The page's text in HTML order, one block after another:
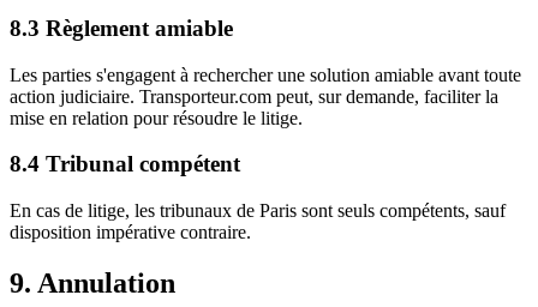
8.3 Règlement amiable
Les parties s'engagent à rechercher une solution amiable avant toute
action judiciaire. Transporteur.com peut, sur demande, faciliter la
mise en relation pour résoudre le litige.
8.4 Tribunal compétent
En cas de litige, les tribunaux de Paris sont seuls compétents, sauf
disposition impérative contraire.
9. Annulation